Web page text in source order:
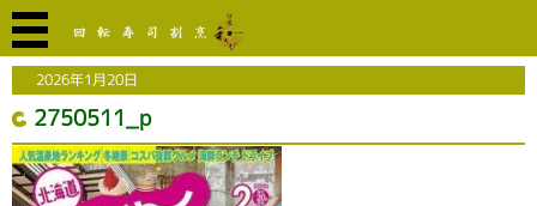
2026年1月20日
2750511_p